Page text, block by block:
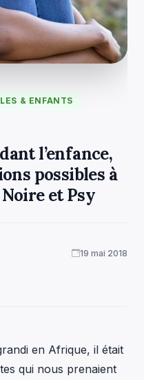
& ENFANTS
l’enfance,
possibles à
Noire et Psy
19 mai 2018
en Afrique, il était
qui nous prenaient